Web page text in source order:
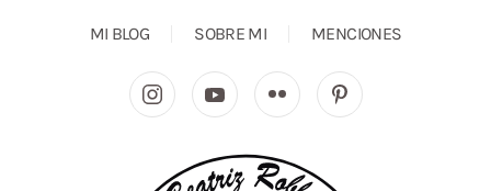
MI BLOG SOBRE MI MENCIONES